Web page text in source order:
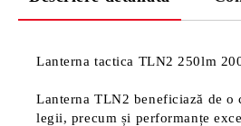
Lanterna tactica TLN2 250lm
Lanterna TLN2 beneficiază de o
legii, precum și performanțe